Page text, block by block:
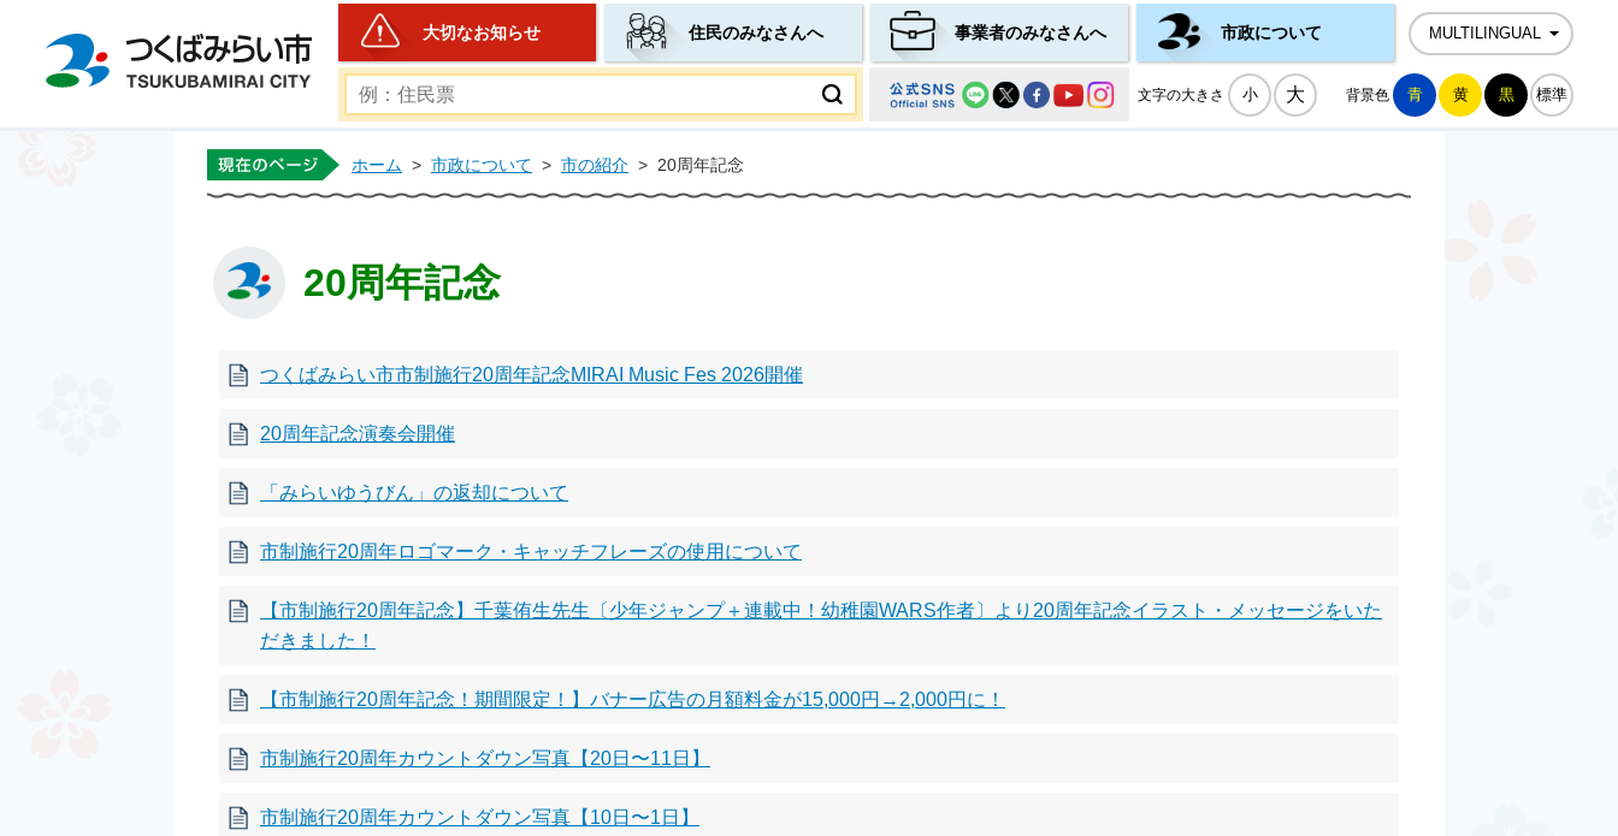
つくばみらい市公式ホームページ
大切なお知らせ 住民のみなさんへ 事業者のみなさんへ 市政について MULTILINGUAL
文字の大きさ 小 大 背景色 青 黄 黒 標準
ホーム > 市政について > 市の紹介 > 20周年記念
20周年記念
つくばみらい市市制施行20周年記念MIRAI Music Fes 2026開催
20周年記念演奏会開催
「みらいゆうびん」の返却について
市制施行20周年ロゴマーク・キャッチフレーズの使用について
【市制施行20周年記念】千葉侑生先生〔少年ジャンプ＋連載中！幼稚園WARS作者〕より20周年記念イラスト・メッセージをいた
だきました！
【市制施行20周年記念！期間限定！】バナー広告の月額料金が15,000円→2,000円に！
市制施行20周年カウントダウン写真【20日〜11日】
市制施行20周年カウントダウン写真【10日〜1日】